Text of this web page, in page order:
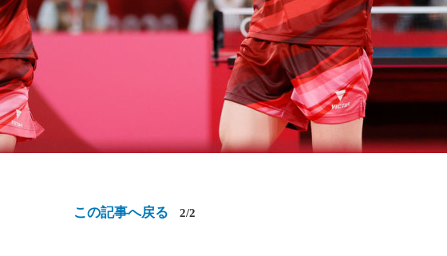
この記事へ戻る 2/2